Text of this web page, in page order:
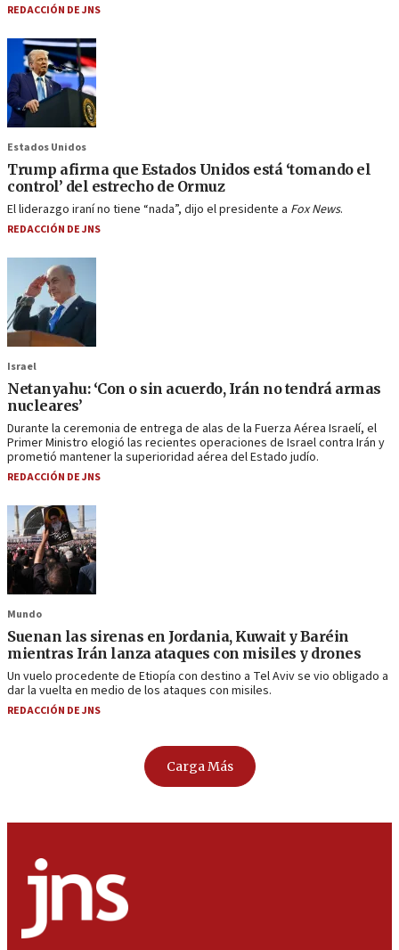
REDACCIÓN DE JNS
Estados Unidos
Trump afirma que Estados Unidos está ‘tomando el
control’ del estrecho de Ormuz
El liderazgo iraní no tiene “nada”, dijo el presidente a Fox News.
REDACCIÓN DE JNS
Israel
Netanyahu: ‘Con o sin acuerdo, Irán no tendrá armas
nucleares’
Durante la ceremonia de entrega de alas de la Fuerza Aérea Israelí, el
Primer Ministro elogió las recientes operaciones de Israel contra Irán y
prometió mantener la superioridad aérea del Estado judío.
REDACCIÓN DE JNS
Mundo
Suenan las sirenas en Jordania, Kuwait y Baréin
mientras Irán lanza ataques con misiles y drones
Un vuelo procedente de Etiopía con destino a Tel Aviv se vio obligado a
dar la vuelta en medio de los ataques con misiles.
REDACCIÓN DE JNS
Carga Más